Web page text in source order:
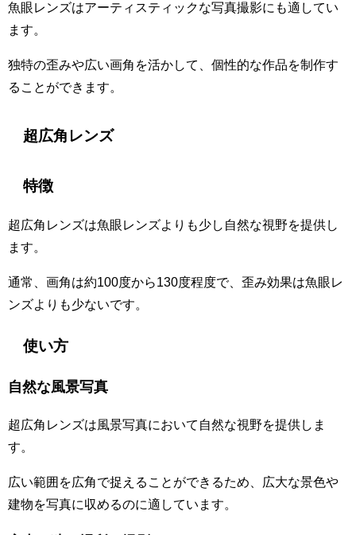
魚眼レンズはアーティスティックな写真撮影にも適してい
ます。
独特の歪みや広い画角を活かして、個性的な作品を制作す
ることができます。
超広角レンズ
特徴
超広角レンズは魚眼レンズよりも少し自然な視野を提供し
ます。
通常、画角は約100度から130度程度で、歪み効果は魚眼レ
ンズよりも少ないです。
使い方
自然な風景写真
超広角レンズは風景写真において自然な視野を提供しま
す。
広い範囲を広角で捉えることができるため、広大な景色や
建物を写真に収めるのに適しています。